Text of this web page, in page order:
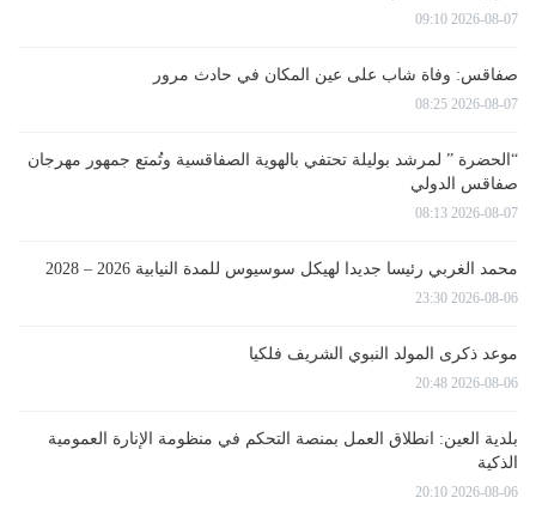
2026-08-07 09:10
صفاقس: وفاة شاب على عين المكان في حادث مرور
2026-08-07 08:25
“الحضرة ” لمرشد بوليلة تحتفي بالهوية الصفاقسية وتُمتع جمهور مهرجان
صفاقس الدولي
2026-08-07 08:13
محمد الغربي رئيسا جديدا لهيكل سوسيوس للمدة النيابية 2026 – 2028
2026-08-06 23:30
موعد ذكرى المولد النبوي الشريف فلكيا
2026-08-06 20:48
بلدية العين: انطلاق العمل بمنصة التحكم في منظومة الإنارة العمومية
الذكية
2026-08-06 20:10